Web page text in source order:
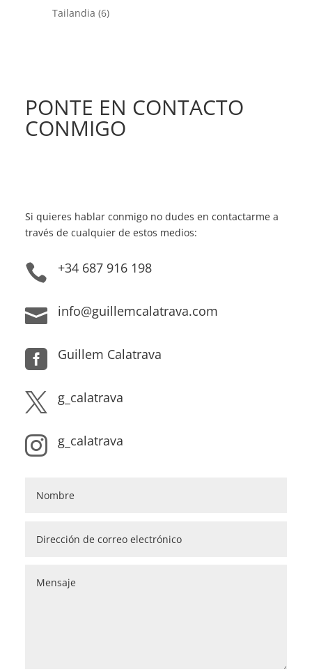
Tailandia (6)
PONTE EN CONTACTO
CONMIGO
Si quieres hablar conmigo no dudes en contactarme a
través de cualquier de estos medios:
 +34 687 916 198
 info@guillemcalatrava.com
 Guillem Calatrava
 g_calatrava
 g_calatrava